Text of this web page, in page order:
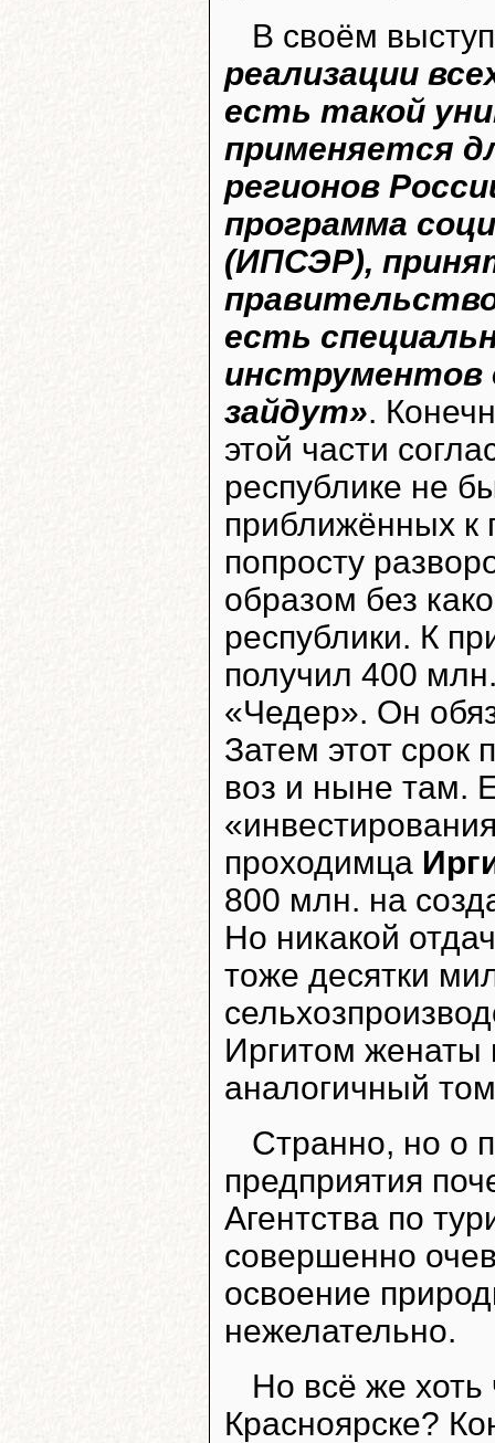
В своём
реализации
есть такой
применяется
регионов
программа
(ИПСЭР),
есть
инструментов
зайдут».
этой части
республике не
приближённых к
попросту
образом без
республики. К
получил 400
«Чедер». Он
Затем этот срок
воз и ныне там.
проходимца
800 млн. на
Но никакой
тоже десятки
Иргитом женаты
аналогичный
Странно, но о
предприятия
Агентства по
совершенно
освоение
нежелательно.
Но всё же хоть
Красноярске?